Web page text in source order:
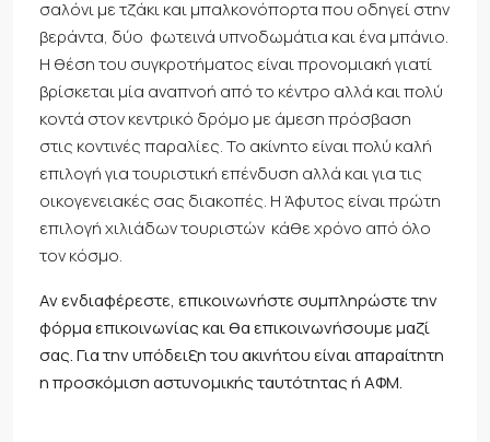
σαλόνι με τζάκι και μπαλκονόπορτα που οδηγεί στην
βεράντα, δύο φωτεινά υπνοδωμάτια και ένα μπάνιο.
Η θέση του συγκροτήματος είναι προνομιακή γιατί
βρίσκεται μία αναπνοή από το κέντρο αλλά και πολύ
κοντά στον κεντρικό δρόμο με άμεση πρόσβαση
στις κοντινές παραλίες. Το ακίνητο είναι πολύ καλή
επιλογή για τουριστική επένδυση αλλά και για τις
οικογενειακές σας διακοπές. Η Άφυτος είναι πρώτη
επιλογή χιλιάδων τουριστών κάθε χρόνο από όλο
τον κόσμο.
Αν ενδιαφέρεστε, επικοινωνήστε συμπληρώστε την
φόρμα επικοινωνίας και θα επικοινωνήσουμε μαζί
σας. Για την υπόδειξη του ακινήτου είναι απαραίτητη
η προσκόμιση αστυνομικής ταυτότητας ή ΑΦΜ.